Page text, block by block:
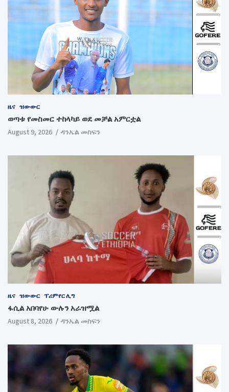
ዜና ዝውውር
ወጣቱ የመስመር ተከላካይ ወደ መቻል አምርቷል
August 9, 2026 ዳንኤል መስፍን
ዜና ዝውውር ፕሪምየር ሊግ
ፋሲል አበባየሁ ውሉን አራዝሟል
August 8, 2026 ዳንኤል መስፍን